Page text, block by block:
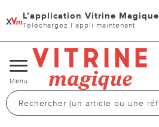
x L’application Vitrine Magique
Téléchargez l’appli maintenant
Changer
de
navigation
Menu